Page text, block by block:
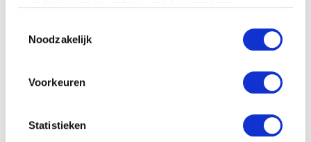
Noodzakelijk
Voorkeuren
Statistieken